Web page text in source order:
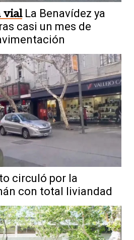
vial La Benavídez ya
casi un mes de
circuló por la
con total liviandad